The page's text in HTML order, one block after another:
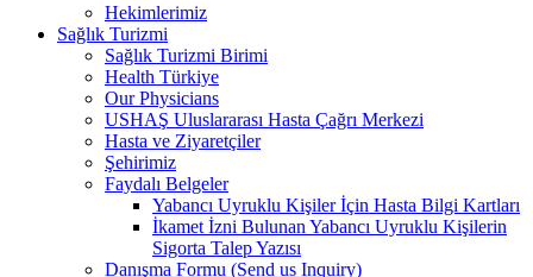
Hekimlerimiz
Sağlık Turizmi
Sağlık Turizmi Birimi
Health Türkiye
Our Physicians
USHAŞ Uluslararası Hasta Çağrı Merkezi
Hasta ve Ziyaretçiler
Şehirimiz
Faydalı Belgeler
Yabancı Uyruklu Kişiler İçin Hasta Bilgi Kartları
İkamet İzni Bulunan Yabancı Uyruklu Kişilerin
Sigorta Talep Yazısı
Danışma Formu (Send us Inquiry)